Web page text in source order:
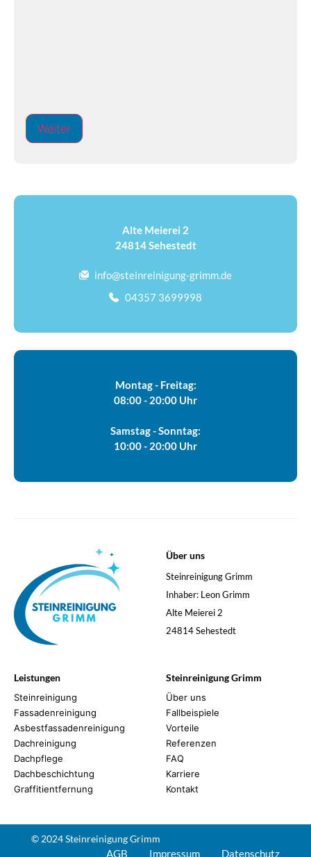
Alte Meierei 2
24814 Sehestedt
info@steinreinigung-grimm.de
04357 3699998
Montag - Freitag:
08:00 - 20:00 Uhr
Samstag - Sonntag:
10:00 - 20:00 Uhr
Über uns
Steinreinigung Grimm
Inhaber: Leon Grimm
Alte Meierei 2
24814 Sehestedt
Leistungen
Steinreinigung
Fassadenreinigung
Asbestfassadenreinigung
Dachreinigung
Dachpflege
Dachbeschichtung
Graffitientfernung
Steinreinigung Grimm
Über uns
Fallbeispiele
Vorteile
Referenzen
FAQ
Karriere
Kontakt
© 2024 Steinreinigung Grimm
AGB Impressum Datenschutz